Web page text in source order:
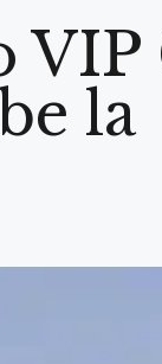
la